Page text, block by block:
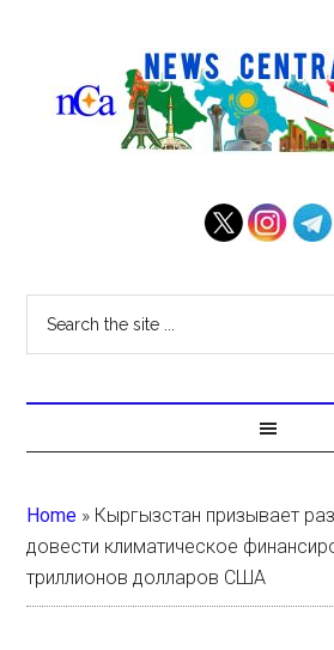
Home » Кыргызстан призывает
довести климатическое
триллионов долларов США